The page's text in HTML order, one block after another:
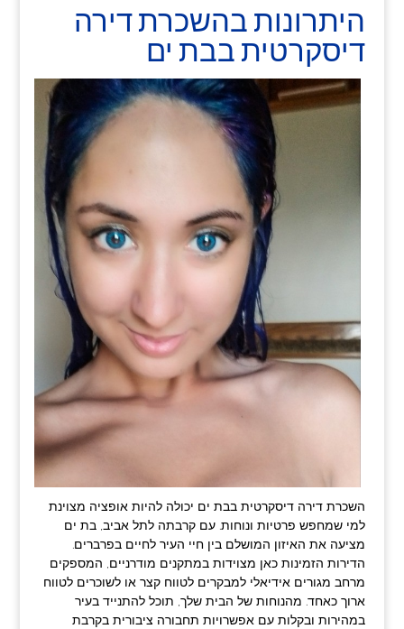
היתרונות בהשכרת דירה
דיסקרטית בבת ים
השכרת דירה דיסקרטית בבת ים יכולה להיות אופציה מצוינת
למי שמחפש פרטיות ונוחות. עם קרבתה לתל אביב, בת ים
מציעה את האיזון המושלם בין חיי העיר לחיים בפרברים.
הדירות הזמינות כאן מצוידות במתקנים מודרניים, המספקים
מרחב מגורים אידיאלי למבקרים לטווח קצר או לשוכרים לטווח
ארוך כאחד. מהנוחות של הבית שלך, תוכל להתנייד בעיר
במהירות ובקלות עם אפשרויות תחבורה ציבורית בקרבת